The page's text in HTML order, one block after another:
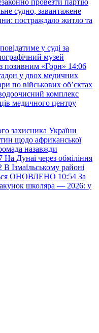
провезти партію
судно, завантажене
постраждало житло та
у суді за
музей
позивним «Горн» 14:06
у двох медичних
по військових обʼєктах
комплекс
медичного центру
захисника України
щодо африканської
назавжди
На Дунаї через обміління
В Ізмаїльському районі
ОНОВЛЕНО 10:54 За
школяра — 2026: у